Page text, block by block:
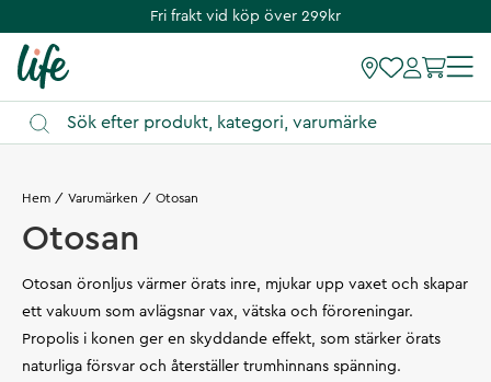
Fri frakt vid köp över 299kr
Hem Varumärken Otosan
Otosan
Otosan öronljus värmer örats inre, mjukar upp vaxet och skapar
ett vakuum som avlägsnar vax, vätska och föroreningar.
Propolis i konen ger en skyddande effekt, som stärker örats
naturliga försvar och återställer trumhinnans spänning.